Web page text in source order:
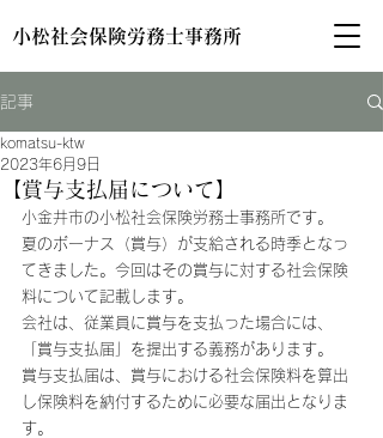
小松社会保険労務士事務所
記事
【賞与支払届について】
komatsu-ktw
2023年6月9日
小金井市の小松社会保険労務士事務所です。
夏のボーナス（賞与）が支給される時季となっ
てきました。今回はその賞与に対する社会保険
料について記載します。
会社は、従業員に賞与を支払った場合には、
「賞与支払届」を提出する義務があります。
賞与支払届は、賞与における社会保険料を算出
し保険料を納付するために必要な届出となりま
す。